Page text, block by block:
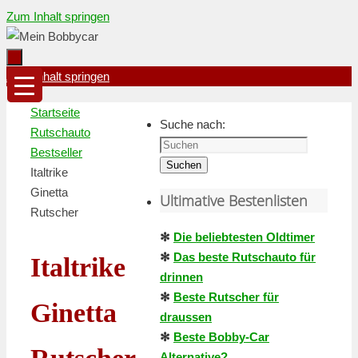
Zum Inhalt springen
Zum Inhalt springen
Startseite
Rutschauto
Bestseller
Italtrike
Ginetta
Rutscher
Italtrike
Ginetta
Suche nach:
Suchen
Ultimative Bestenlisten
✻ Die beliebtesten Oldtimer
✻ Das beste Rutschauto für
drinnen
✻ Beste Rutscher für
draussen
✻ Beste Bobby-Car